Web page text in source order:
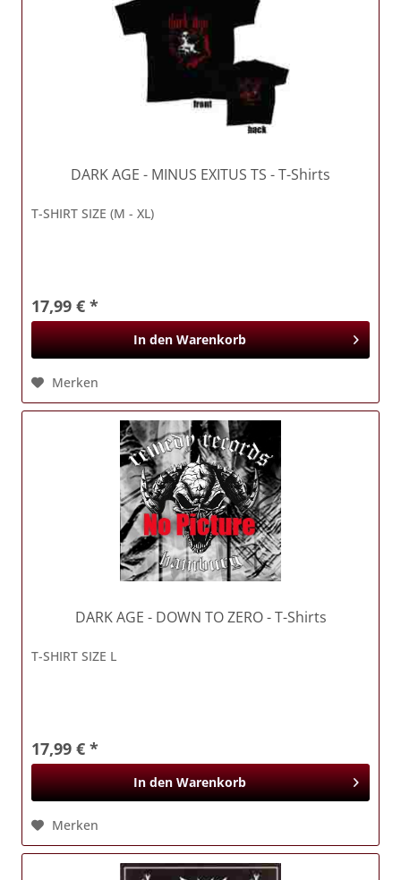
DARK AGE - MINUS EXITUS TS - T-Shirts
T-SHIRT SIZE (M - XL)
17,99 € *
In den Warenkorb
Merken
DARK AGE - DOWN TO ZERO - T-Shirts
T-SHIRT SIZE L
17,99 € *
In den Warenkorb
Merken